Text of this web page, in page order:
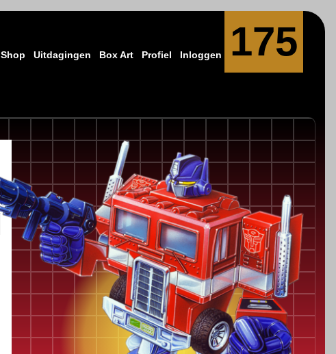
Shop Uitdagingen Box Art Profiel Inloggen 175